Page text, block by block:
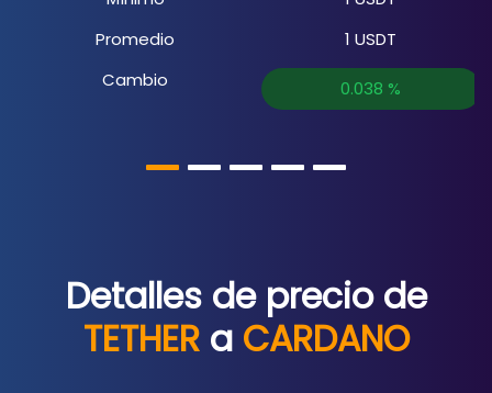
Promedio
Cambio
1 USDT
0.038 %
Detalles de precio de
TETHERa CARDANO